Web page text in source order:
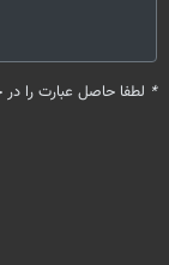
* لطفا حاصل عبارت را در